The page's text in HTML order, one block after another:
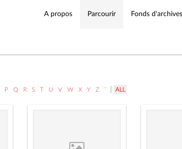
A propos Parcourir Fonds d'archives
P Q R S T U V W X Y Z ¨ ALL